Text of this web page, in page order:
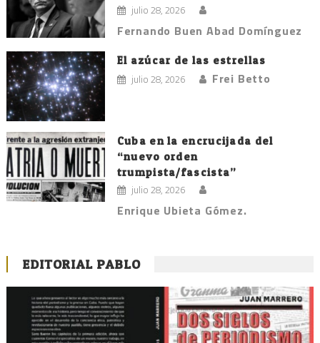
julio 28, 2026
Fernando Buen Abad Domínguez
El azúcar de las estrellas
julio 28, 2026 Frei Betto
Cuba en la encrucijada del
“nuevo orden
trumpista/fascista”
julio 28, 2026
Enrique Ubieta Gómez.
EDITORIAL PABLO